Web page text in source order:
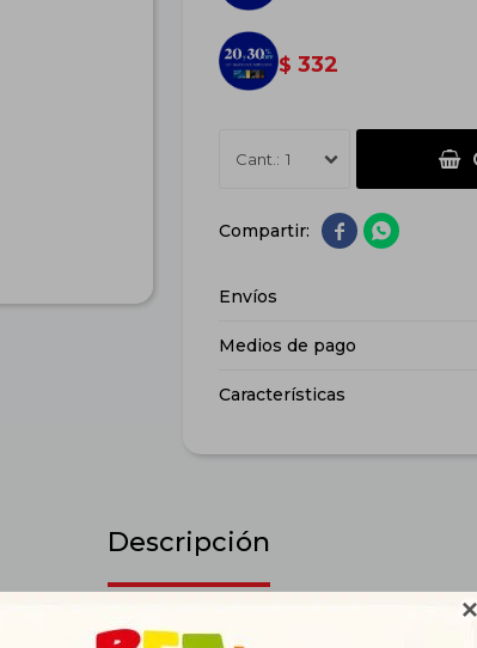

$ 332
1
 
Envíos
Medios de pago
Características
Descripción
Castrados es innovador y diferente, porque tiene alta